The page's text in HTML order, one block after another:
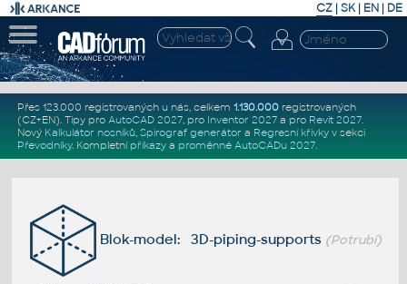
CZ | SK| EN | DE
Přes 123.000 registrovaných u nás, celkem 1.130.000registrovaných
(CZ+EN). Tipy pro AutoCAD 2027, pro Inventor 2027a pro Revit 2027.
Nový Kalkulátor nosníků, Spirograf generátor a Regresní křivkyv sekci
Převodníky. Kompletní příkazya proměnné AutoCADu 2027.
Blok-model: 3D-piping-supports (Potrubí)